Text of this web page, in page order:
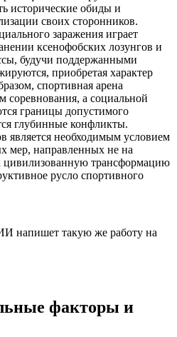
исторические обиды и
своих сторонников.
заражения играет
ксенофобских лозунгов и
будучи поддержанными
приобретая характер
спортивная арена
соревнования, а социальной
границы допустимого
глубинные конфликты.
является необходимым условием
мер, направленных не на
цивилизованную трансформацию
русло спортивного
напишет такую же работу на
факторы и